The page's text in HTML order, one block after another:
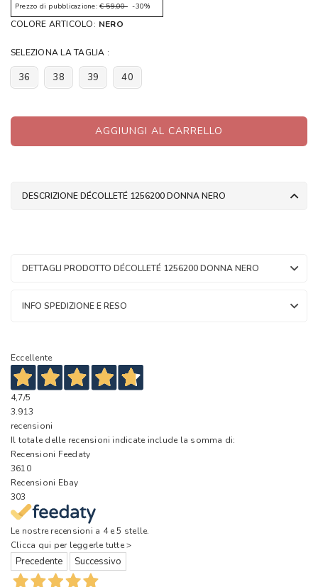
Prezzo di pubblicazione: € 59,00-30%
COLORE ARTICOLO: NERO
SELEZIONA LA TAGLIA :
36 38 39 40
AGGIUNGI AL CARRELLO
DESCRIZIONE DÉCOLLETÉ 1256200 DONNA NERO
DETTAGLI PRODOTTO DÉCOLLETÉ 1256200 DONNA NERO
INFO SPEDIZIONE E RESO
Eccellente
4,7/5
3.913
recensioni
Il totale delle recensioni indicate include la somma di:
Recensioni Feedaty
3610
Recensioni Ebay
303
Le nostre recensioni a 4 e 5 stelle.
Clicca qui per leggerle tutte >
Precedente Successivo